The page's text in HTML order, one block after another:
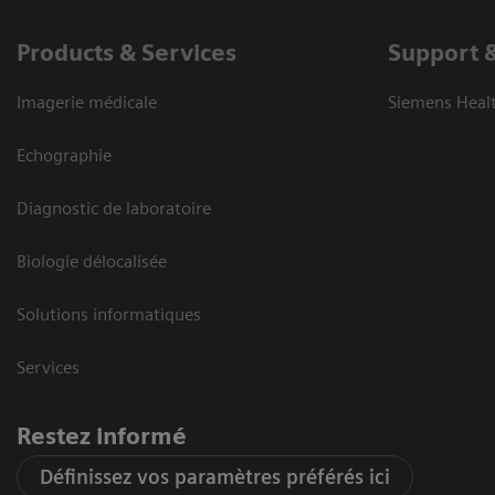
Products & Services
Imagerie médicale
Echographie
Diagnostic de laboratoire
Biologie délocalisée
Solutions informatiques
Services
Support
Siemens
Restez informé
Définissez vos paramètres préférés ici